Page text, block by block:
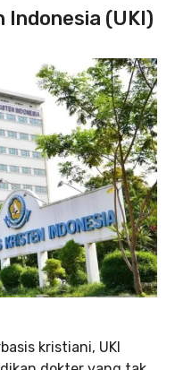
Indonesia (UKI)
kristiani, UKI